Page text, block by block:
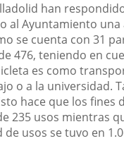
han
al Ayuntamiento
se cuenta con 31
476, teniendo en
es como
o a la universidad.
hace que los fines
235 usos mientras
de usos se tuvo en